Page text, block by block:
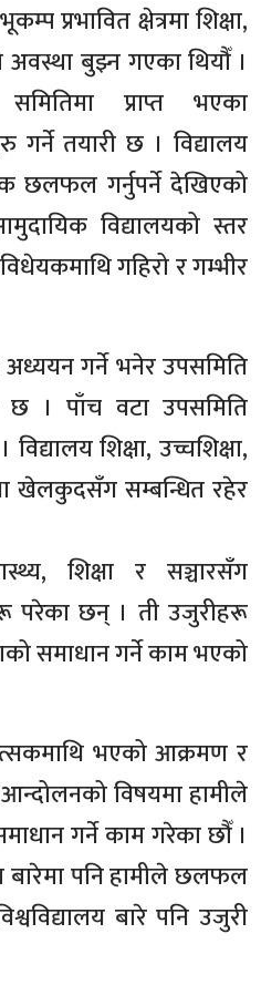
प्रभावित क्षेत्रमा शिक्षा,
अवस्था बुझ्न गएका थियौँ ।
प्राप्त भएका
तयारी छ । विद्यालय
छलफल गर्नुपर्ने देखिएको
विद्यालयको स्तर
गहिरो र गम्भीर
अध्ययन गर्ने भनेर उपसमिति
छ । पाँच वटा उपसमिति
शिक्षा, उच्चशिक्षा,
खेलकुदसँग सम्बन्धित रहेर
शिक्षा र सञ्चारसँग
परेका छन् । ती उजुरीहरू
समाधान गर्ने काम भएको
भएको आक्रमण र
विषयमा हामीले
गर्ने काम गरेका छौँ ।
बारेमा पनि हामीले छलफल
बारे पनि उजुरी